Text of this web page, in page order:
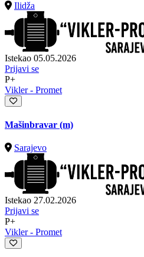
Ilidža
Istekao 05.05.2026
Prijavi se
P+
Vikler - Promet
Mašinbravar (m)
Sarajevo
Istekao 27.02.2026
Prijavi se
P+
Vikler - Promet